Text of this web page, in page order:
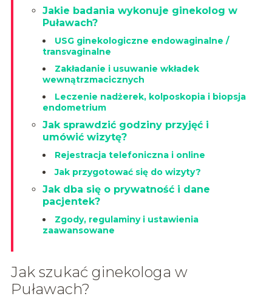
Jakie badania wykonuje ginekolog w
Puławach?
USG ginekologiczne endowaginalne /
transvaginalne
Zakładanie i usuwanie wkładek
wewnątrzmacicznych
Leczenie nadżerek, kolposkopia i biopsja
endometrium
Jak sprawdzić godziny przyjęć i
umówić wizytę?
Rejestracja telefoniczna i online
Jak przygotować się do wizyty?
Jak dba się o prywatność i dane
pacjentek?
Zgody, regulaminy i ustawienia
zaawansowane
Jak szukać ginekologa w
Puławach?